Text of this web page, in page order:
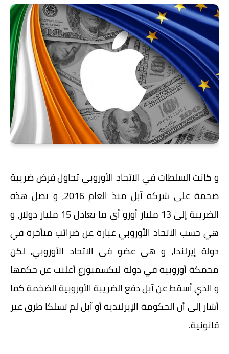
و كانت السلطات في الاتحاد الأوروبي تحاول فرض ضريبة
ضخمة على شركة آبل منذ العام 2016، و تصل هذه
الضريبة إلى 13 مليار أورو أي ما يعادل 15 مليار دولار، و
هي حسب الاتحاد الأوروبي عبارة عن ضرائب متأخرة في
دولة إيرلندا، و هي عضو في الاتحاد الأوروبي، لكن
محمكة أوروبية في دولة ليكسمبورغ أعلنت عن حكمها
و الذي أسقط عن آبل دفع الضريبة الأوروبية الضخمة كما
أشار إلى أن الحكومة الإيرلندية أو آبل لم تسلكا طرق غير
قانونية.